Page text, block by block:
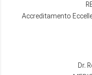
Accreditamento
Dr.